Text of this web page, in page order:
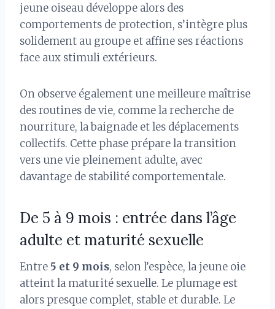
jeune oiseau développe alors des
comportements de protection, s’intègre plus
solidement au groupe et affine ses réactions
face aux stimuli extérieurs.
On observe également une meilleure maîtrise
des routines de vie, comme la recherche de
nourriture, la baignade et les déplacements
collectifs. Cette phase prépare la transition
vers une vie pleinement adulte, avec
davantage de stabilité comportementale.
De 5 à 9 mois : entrée dans l’âge
adulte et maturité sexuelle
Entre 5 et 9 mois, selon l’espèce, la jeune oie
atteint la maturité sexuelle. Le plumage est
alors presque complet, stable et durable. Le